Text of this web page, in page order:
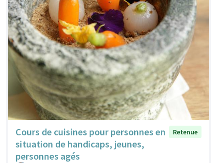
Cours de cuisines pour personnes en
situation de handicaps, jeunes,
personnes agés
Retenue